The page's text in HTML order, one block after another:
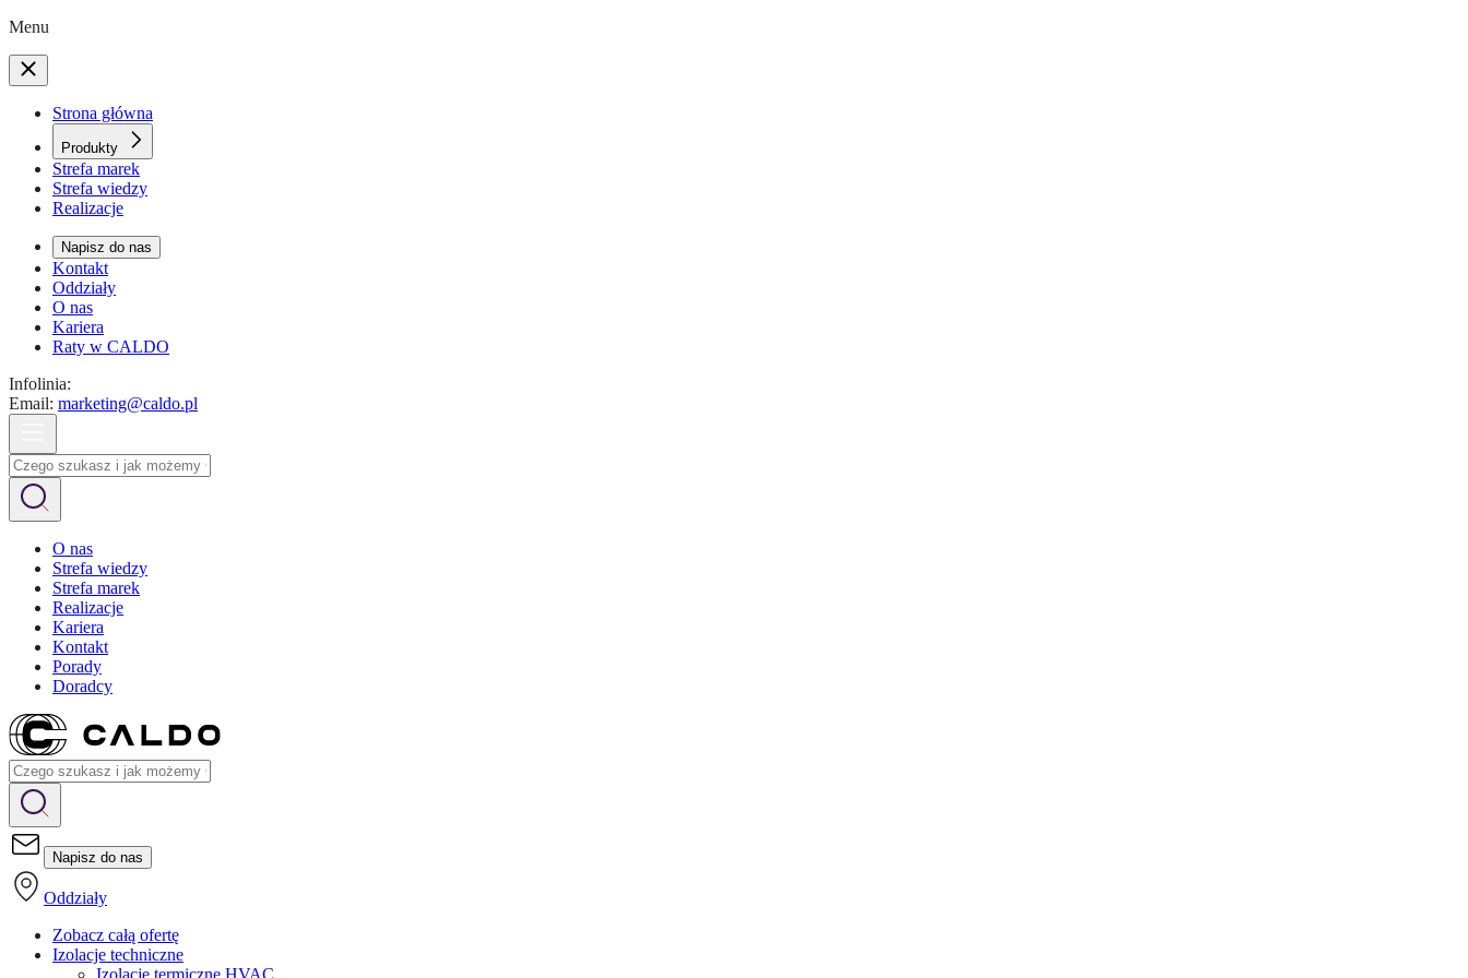
Menu
Strona główna
Produkty
Strefa marek
Strefa wiedzy
Realizacje
Napisz do nas
Kontakt
Oddziały
O nas
Kariera
Raty w CALDO
Infolinia:
Email: marketing@caldo.pl
O nas
Strefa wiedzy
Strefa marek
Realizacje
Kariera
Kontakt
Porady
Doradcy
Napisz do nas
Oddziały
Zobacz całą ofertę
Izolacje techniczne
Izolacje termiczne HVAC